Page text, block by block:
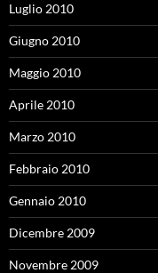
Luglio 2010
Giugno 2010
Maggio 2010
Aprile 2010
Marzo 2010
Febbraio 2010
Gennaio 2010
Dicembre 2009
Novembre 2009